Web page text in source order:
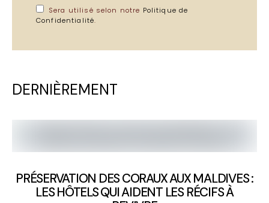
Sera utilisé selon notre Politique de
Confidentialité.
DERNIÈREMENT
PRÉSERVATION DES CORAUX AUX MALDIVES :
LES HÔTELS QUI AIDENT LES RÉCIFS À